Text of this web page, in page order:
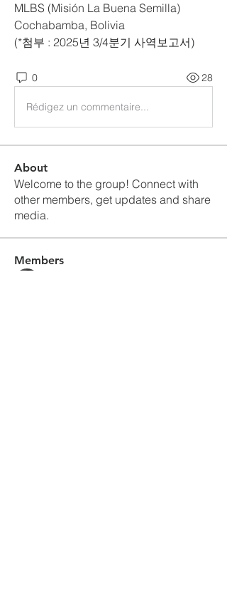
MLBS (Misión La Buena Semilla)
Cochabamba, Bolivia
(*첨부 : 2025년 3/4분기 사역보고서)
0 28
Rédigez un commentaire...
About
Welcome to the group! Connect with
other members, get updates and share
media.
Members